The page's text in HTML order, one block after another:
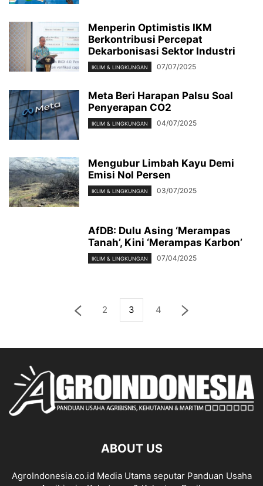
Menperin Optimistis IKM
Berkontribusi Percepat
Dekarbonisasi Sektor Industri
IKLIM & LINGKUNGAN 07/07/2025
Meta Beri Harapan Palsu Soal
Penyerapan CO2
IKLIM & LINGKUNGAN 04/07/2025
Mengubur Limbah Kayu Demi
Emisi Nol Persen
IKLIM & LINGKUNGAN 03/07/2025
AfDB: Dulu Asing ‘Merampas
Tanah’, Kini ‘Merampas Karbon’
IKLIM & LINGKUNGAN 07/04/2025
2 3 4
ABOUT US
AgroIndonesia.co.id Media Utama seputar Panduan Usaha